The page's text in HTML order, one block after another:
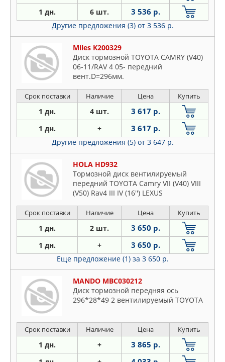
1 дн. 6 шт. 3 536 р.
Другие предложения (3) от 3 536 р.
Miles K200329
Диск тормозной TOYOTA CAMRY (V40)
06-11/RAV 4 05- передний
вент.D=296мм.
Срок поставки Наличие Цена Купить
1 дн. 4 шт. 3 617 р.
1 дн. + 3 617 р.
Другие предложения (5) от 3 647 р.
HOLA HD932
Тормозной диск вентилируемый
передний TOYOTA Camry VII (V40) VIII
(V50) Rav4 III IV (16'') LEXUS
Срок поставки Наличие Цена Купить
1 дн. 2 шт. 3 650 р.
1 дн. + 3 650 р.
Еще предложение (1) за 3 650 р.
MANDO MBC030212
Диск тормозной передняя ось
296*28*49 2 вентилируемый TOYOTA
Срок поставки Наличие Цена Купить
1 дн. + 3 865 р.